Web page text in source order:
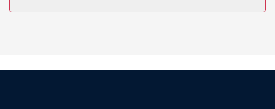
Serviço do hotel
casamentos.